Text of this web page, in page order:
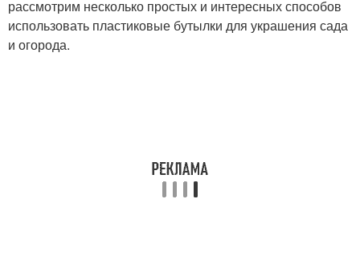
рассмотрим несколько простых и интересных способов
использовать пластиковые бутылки для украшения сада
и огорода.